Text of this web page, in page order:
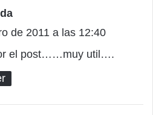
i
c
de 2011 a las 12:40
el post……muy util….